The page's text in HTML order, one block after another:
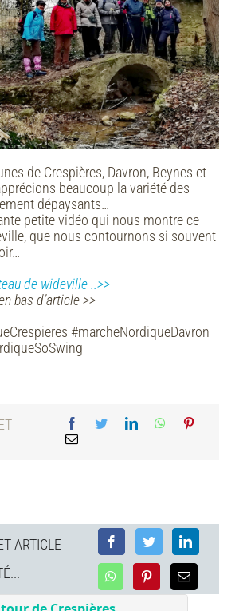
de Crespières, Davron, Beynes et
beaucoup la variété des
dépaysants…
petite vidéo qui nous montre ce
que nous contournons si souvent
de wideville ..>>
bas d’article >>
#marcheNordiqueDavron
ARTICLE